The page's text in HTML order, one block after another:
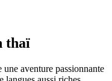
thaï
une aventure passionnante